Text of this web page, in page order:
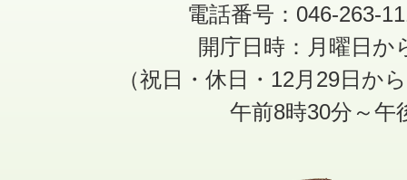
電話番号：046-263-
開庁日時：月曜日か
（祝日・休日・12月29日か
午前8時30分～午